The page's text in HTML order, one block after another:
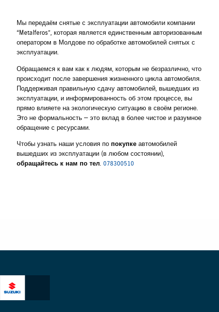
Мы передаём снятые с эксплуатации автомобили компании
“Metalferos”, которая является единственным авторизованным
оператором в Молдове по обработке автомобилей снятых с
эксплуатации.
Обращаемся к вам как к людям, которым не безразлично, что
происходит после завершения жизненного цикла автомобиля.
Поддерживая правильную сдачу автомобилей, вышедших из
эксплуатации, и информированность об этом процессе, вы
прямо влияете на экологическую ситуацию в своём регионе.
Это не формальность — это вклад в более чистое и разумное
обращение с ресурсами.
Чтобы узнать наши условия по покупке автомобилей
вышедших из эксплуатации (в любом состоянии),
обращайтесь к нам по тел. 078300510